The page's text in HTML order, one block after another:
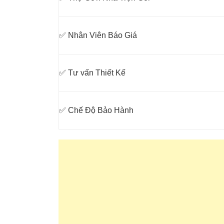
✅ Nhân Viên Báo Giá
✅ Tư vấn Thiết Kế
✅ Chế Độ Bảo Hành